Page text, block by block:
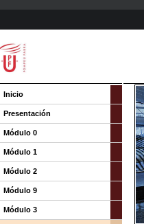
Inicio
Presentación
Módulo 0
Módulo 1
Módulo 2
Módulo 9
Módulo 3